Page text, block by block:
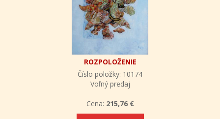
ROZPOLOŽENIE
Číslo položky: 10174
Voľný predaj
Cena: 215,76 €